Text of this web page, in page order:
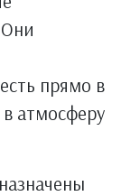
прямо в
в атмосферу